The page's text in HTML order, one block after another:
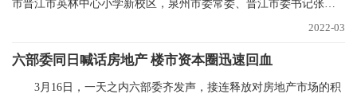
市晋江市英林中心小学新校区，泉州市委常委、晋江市委书记张文
2022-03
六部委同日喊话房地产 楼市资本圈迅速回血
3月16日，一天之内六部委齐发声，接连释放对房地产市场的积